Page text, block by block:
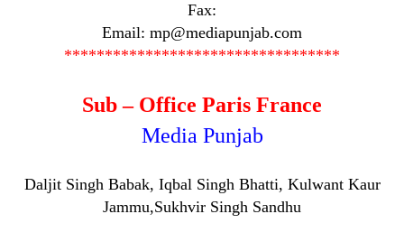
Fax:
Email: mp@mediapunjab.com
**********************************
Sub – Office Paris France
Media Punjab
Daljit Singh Babak, Iqbal Singh Bhatti, Kulwant Kaur
Jammu,Sukhvir Singh Sandhu